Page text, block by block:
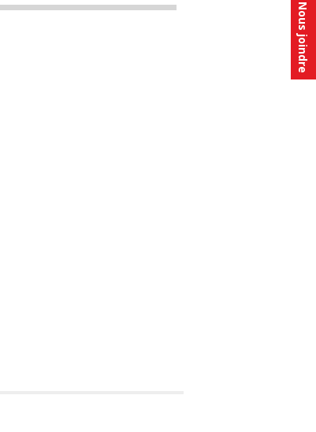
Nous joindre